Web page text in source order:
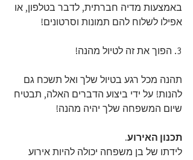
באמצעות מדיה חברתית, לדבר בטלפון, או
אפילו לשלוח להם תמונות וסרטונים!
3. הפוך את זה לטיול מהנה!
תהנה מכל רגע בטיול שלך ואל תשכח גם
להנות! על ידי ביצוע הדברים האלה, תבטיח
שיום המשפחה שלך יהיה מהנה!
תכנון האירוע.
לידתו של בן משפחה יכולה להיות אירוע